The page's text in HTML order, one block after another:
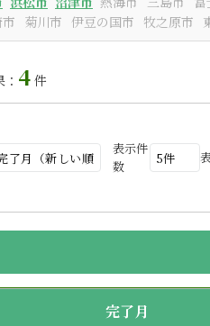
菊川市 伊豆の国市 牧之原市
4 件
表示件
数
完了月